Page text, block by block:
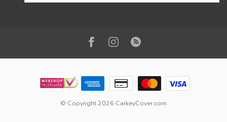
© Copyright 2026 CarkeyCover.com